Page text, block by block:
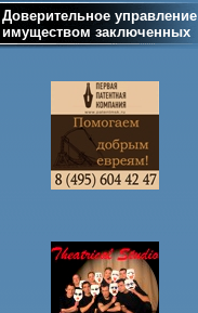
Доверительное управление
имуществом заключенных